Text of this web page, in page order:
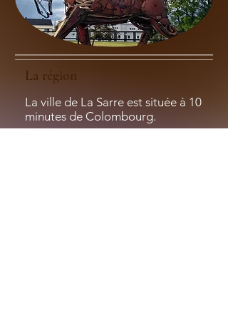
La région
La ville de La Sarre est située à 10
minutes de Colombourg.